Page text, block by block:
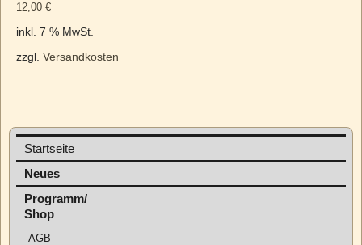
12,00 €
inkl. 7 % MwSt.
zzgl. Versandkosten
Startseite
Neues
Programm/
Shop
AGB